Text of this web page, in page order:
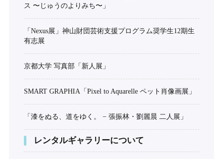
ス 〜じゅうのよりみち〜」
「Nexus展」神山財団芸術支援プログラム奨学生12期生
有志展
京都大学 写真部「新人展」
SMART GRAPHIA「Pixel to Aquarelle ペット肖像画展」
「漆をぬる、道をゆく。 − 張振林・劉麗晨 二人展」
レンタルギャラリーについて